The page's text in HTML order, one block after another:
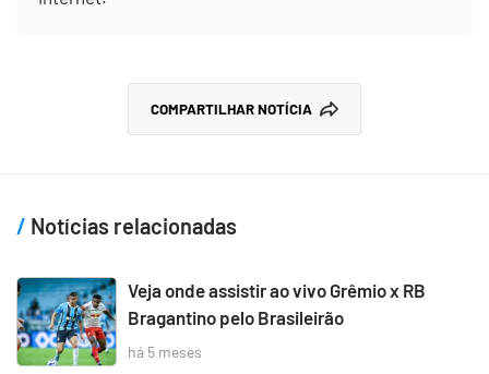
COMPARTILHAR NOTÍCIA
Notícias relacionadas
Veja onde assistir ao vivo Grêmio x RB
Bragantino pelo Brasileirão
há 5 meses